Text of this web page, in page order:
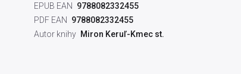
EPUB EAN
9788082332455
PDF EAN
9788082332455
Autor knihy Miron Keruľ-Kmec st.